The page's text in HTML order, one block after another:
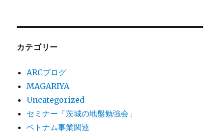
カテゴリー
ARCブログ
MAGARIYA
Uncategorized
セミナー「茨城の地盤勉強会」
ベトナム事業関連